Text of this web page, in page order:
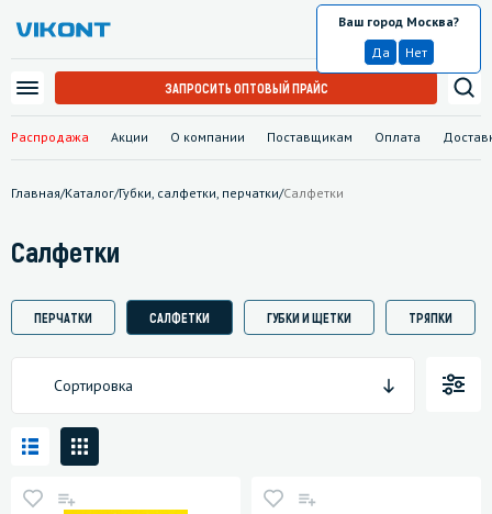
Распродажа Акции О компании Поставщикам Оплата
Москва
Ваш город Москва?
Да
Нет
ЗАПРОСИТЬ ОПТОВЫЙ ПРАЙС
Главная/Каталог/Губки, салфетки, перчатки/Салфетки
Салфетки
ПЕРЧАТКИ САЛФЕТКИ ГУБКИ И ЩЕТКИ ТРЯПКИ
Сортировка